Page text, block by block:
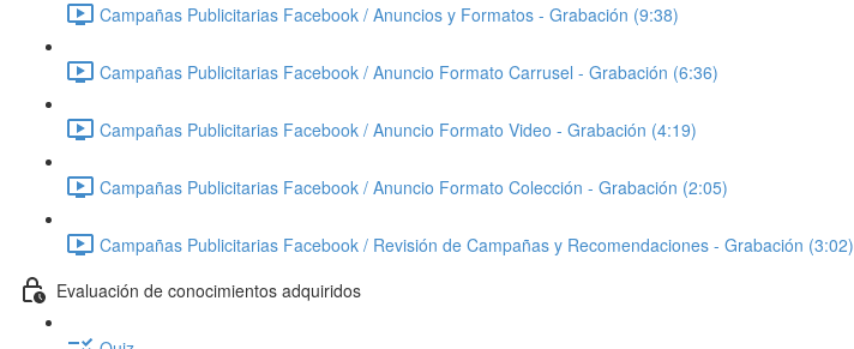
Campañas Publicitarias Facebook / Anuncios y Formatos - Grabación (9:38)
Campañas Publicitarias Facebook / Anuncio Formato Carrusel - Grabación (6:36)
Campañas Publicitarias Facebook / Anuncio Formato Video - Grabación (4:19)
Campañas Publicitarias Facebook / Anuncio Formato Colección - Grabación (2:05)
Campañas Publicitarias Facebook / Revisión de Campañas y Recomendaciones - Grabación (3:02)
Evaluación de conocimientos adquiridos